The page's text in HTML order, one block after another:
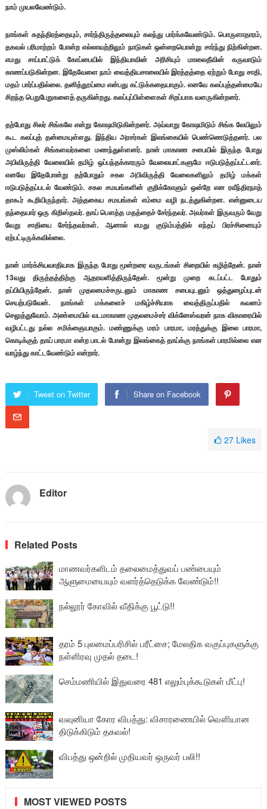
நாம் முயலவேண்டும்.
நாங்கள் சுதந்திரத்தையும், சார்ந்திருத்தலையும் கலந்து பார்க்கவேண்டும். பொருளாதாரம்,
தகவல் பரிமாற்றம் போன்ற எல்லாவற்றிலும் நாடுகள் ஒன்றையொன்று சார்ந்து நிற்கின்றன.
எமது சாப்பாட்டுக் கோப்பையில் இந்தியாவின் அரிசியும் மாலைதீவின் கருவாடும்
காணப்படுகின்றன. இதேவேளை நாம் வைத்தியசாலையில் இரத்தத்தை ஏற்றும் போது சாதி,
மதம் பார்ப்பதில்லை. தனித்தூய்மை என்பது கட்டுக்கதையாகும். எனவே கலப்புத்தன்மையே
சிறந்த பெறுபேறுகளைத் தருகின்றது. கலப்புப்பிள்ளைகள் சிறப்பாக வளருகின்றனர்.
தற்போது சிலர் சிங்கலே என்று கோஷமிடுகின்றனர். அவ்வாறு கோஷமிடும் சிங்க லேயிலும்
கூட கலப்புத் தன்மையுள்ளது. இந்திய அரசர்கள் இலங்கையில் பெண்ணெடுத்தனர். பல
முஸ்லிம்கள் சிங்களவர்களை மணந்துள்ளனர். நான் மாகாண சபையில் இருந்த போது
அபிவிருத்தி வேலையில் தமிழ் ஒப்பந்தக்காரரும் வேலையாட்களுமே ஈடுபடுத்தப்பட்டனர்.
எனவே இதேபோன்று தற்போதும் சகல அபிவிருத்தி வேலைகளிலும் தமிழ் மக்கள்
ஈடுபடுத்தப்படல் வேண்டும். சகல சமயங்களின் குறிக்கோளும் ஒன்றே என ரவீந்திரநாத்
தாகூர் கூறியிருந்தார். அத்தகைய சமயங்கள் எம்மை வழி நடத்துகின்றன. என்னுடைய
தந்தையார் ஒரு கிறிஸ்தவர். தாய் பௌத்த மதத்தைச் சேர்ந்தவர். அவர்கள் இருவரும் வேறு
வேறு சாதியை சேர்ந்தவர்கள். ஆனால் எமது குடும்பத்தில் எந்தப் பிரச்சினையும்
ஏற்பட்டிருக்கவில்லை.
நான் மார்க்சியவாதியாக இருந்த போது மூன்றரை வருடங்கள் சிறையில் கழித்தேன். நான்
13வது திருத்தத்திற்கு ஆதரவளித்திருந்தேன். மூன்று முறை சுடப்பட்ட போதும்
தப்பியிருந்தேன். நான் முதலமைச்சருடனும் மாகாண சபையுடனும் ஒத்துழைப்புடன்
செயற்படுவேன். நாங்கள் மக்களைச் மகிழ்ச்சியாக வைத்திருப்பதில் கவனம்
செலுத்துவோம். அண்மையில் வடமாகாண முதலமைச்சர் விக்னேஸ்வரன் நாக விகாரையில்
வழிபட்டது நல்ல சமிக்ஞையாகும். மண்ணுக்கு மரம் பாரமா, மரத்துக்கு இலை பாரமா,
கொடிக்குத் தாய் பாரமா என்ற பாடல் போன்று இலங்கைத் தாய்க்கு நாங்கள் பாரமில்லை என
வாழ்ந்து காட்டவேண்டும் என்றார்.
Tweet on Twitter Share on Facebook
27 Likes
Editor
Related Posts
மாணவர்களிடம் தலைமைத்துவப் பண்பையும்
ஆளுமையையும் வளர்த்தெடுக்க வேண்டும்!!
நல்லூர் கோவில் வீதிக்கு பூட்டு!!
தரம் 5 புலமைப்பரிசில் பரீட்சை; மேலதிக வகுப்புகளுக்கு
நள்ளிரவு முதல் தடை!
செம்மணியில் இதுவரை 481 எலும்புக்கூடுகள் மீட்பு!
வவுனியா கோர விபத்து: விசாரணையில் வௌியான
திடுக்கிடும் தகவல்!
விபத்து ஒன்றில் முதியவர் ஒருவர் பலி!!
MOST VIEWED POSTS